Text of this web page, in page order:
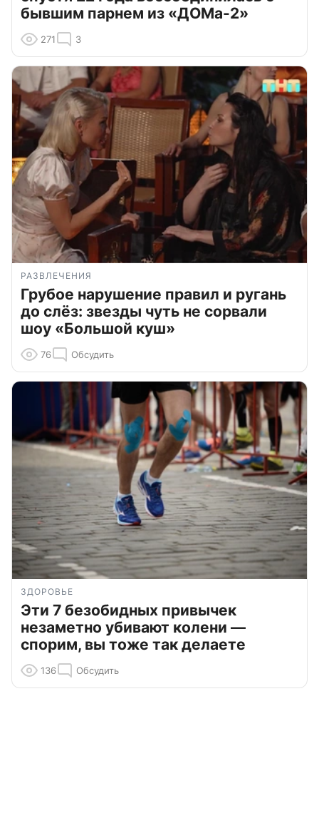
бывшим парнем из «ДОМа-2»
271 3
РАЗВЛЕЧЕНИЯ
Грубое нарушение правил и ругань
до слёз: звезды чуть не сорвали
шоу «Большой куш»
76 Обсудить
ЗДОРОВЬЕ
Эти 7 безобидных привычек
незаметно убивают колени —
спорим, вы тоже так делаете
136 Обсудить